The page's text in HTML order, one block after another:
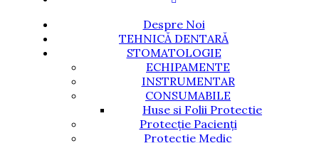
Despre Noi
TEHNICĂ DENTARĂ
STOMATOLOGIE
ECHIPAMENTE
INSTRUMENTAR
CONSUMABILE
Huse si Folii Protectie
Protecție Pacienți
Protectie Medic